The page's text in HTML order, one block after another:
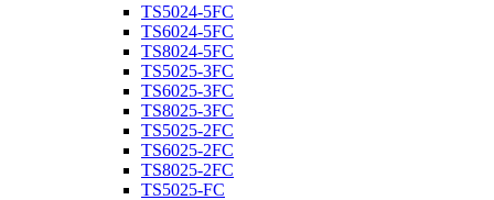
TS5024-5FC
TS6024-5FC
TS8024-5FC
TS5025-3FC
TS6025-3FC
TS8025-3FC
TS5025-2FC
TS6025-2FC
TS8025-2FC
TS5025-FC